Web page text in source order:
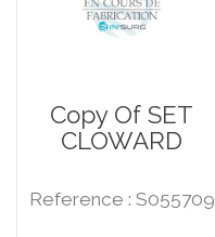
Copy Of SET
CLOWARD
Reference : S055709